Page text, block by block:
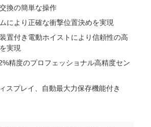
換の簡単な操作
により正確な衝撃位置決めを実現
置付き電動ホイストにより信頼性の高
実現
精度のプロフェッショナル高精度セン
スプレイ、自動最大力保存機能付き